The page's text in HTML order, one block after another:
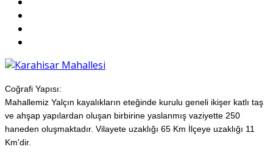
Coğrafi Yapısı:
Mahallemiz Yalçın kayalıkların eteğinde kurulu geneli ikişer katlı taş
ve ahşap yapılardan oluşan birbirine yaslanmış vaziyette 250
haneden oluşmaktadır. Vilayete uzaklığı 65 Km İlçeye uzaklığı 11
Km'dir.